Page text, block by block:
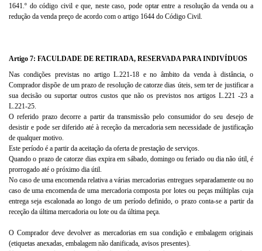
1641.º do código civil e que, neste caso, pode optar entre a resolução da venda ou a
redução da venda preço de acordo com o artigo 1644 do Código Civil.
Artigo 7: FACULDADE DE RETIRADA, RESERVADA PARA INDIVÍDUOS
Nas condições previstas no artigo L.221-18 e no âmbito da venda à distância, o
Comprador dispõe de um prazo de resolução de catorze dias úteis, sem ter de justificar a
sua decisão ou suportar outros custos que não os previstos nos artigos L.221 -23 a
L.221-25.
O referido prazo decorre a partir da transmissão pelo consumidor do seu desejo de
desistir e pode ser diferido até à receção da mercadoria sem necessidade de justificação
de qualquer motivo.
Este período é a partir da aceitação da oferta de prestação de serviços.
Quando o prazo de catorze dias expira em sábado, domingo ou feriado ou dia não útil, é
prorrogado até o próximo dia útil.
No caso de uma encomenda relativa a várias mercadorias entregues separadamente ou no
caso de uma encomenda de uma mercadoria composta por lotes ou peças múltiplas cuja
entrega seja escalonada ao longo de um período definido, o prazo conta-se a partir da
receção da última mercadoria ou lote ou da última peça.
O Comprador deve devolver as mercadorias em sua condição e embalagem originais
(etiquetas anexadas, embalagem não danificada, avisos presentes).